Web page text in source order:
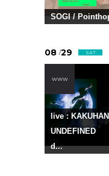
SOGI /
08 /29 SAT
WWW
live :
UNDEFINED
d...